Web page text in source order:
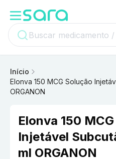
Início
Elonva 150 MCG Solução
ORGANON
Elonva 150
Injetável
ml ORGANON